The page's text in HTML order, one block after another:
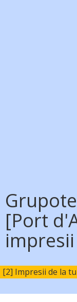
[Port
[2] Impresii de la